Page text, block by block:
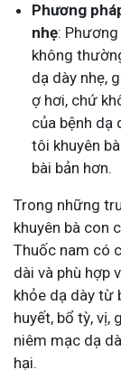
Phương
nhẹ:
không
dạ dày nhẹ,
ợ hơi, chứ
của bệnh dạ
tôi khuyên
bài bản hơn.
Trong những
khuyên bà con
Thuốc nam có
dài và phù hợp
khỏe dạ dày từ
huyết, bổ tỳ, vị,
niêm mạc dạ
hại.